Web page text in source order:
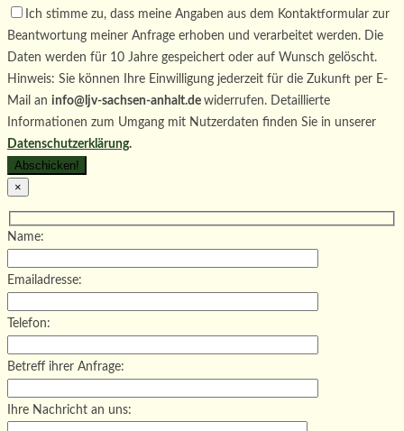
Ich stimme zu, dass meine Angaben aus dem Kontaktformular zur
Beantwortung meiner Anfrage erhoben und verarbeitet werden. Die
Daten werden für 10 Jahre gespeichert oder auf Wunsch gelöscht.
Hinweis: Sie können Ihre Einwilligung jederzeit für die Zukunft per E-
Mail an info@ljv-sachsen-anhalt.de widerrufen. Detaillierte
Informationen zum Umgang mit Nutzerdaten finden Sie in unserer
Datenschutzerklärung.
×
Name:
Emailadresse:
Telefon:
Betreff ihrer Anfrage:
Ihre Nachricht an uns: